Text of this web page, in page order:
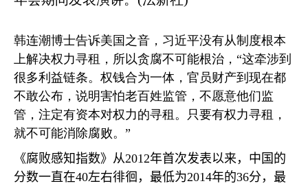
韩连潮博士告诉美国之音，习近平没有从制度根本
上解决权力寻租，所以贪腐不可能根治，“这牵涉到
很多利益链条。权钱合为一体，官员财产到现在都
不敢公布，说明害怕老百姓监管，不愿意他们监
管，注定有资本对权力的寻租。只要有权力寻租，
就不可能消除腐败。”
《腐败感知指数》从2012年首次发表以来，中国的
分数一直在40左右徘徊，最低为2014年的36分，最